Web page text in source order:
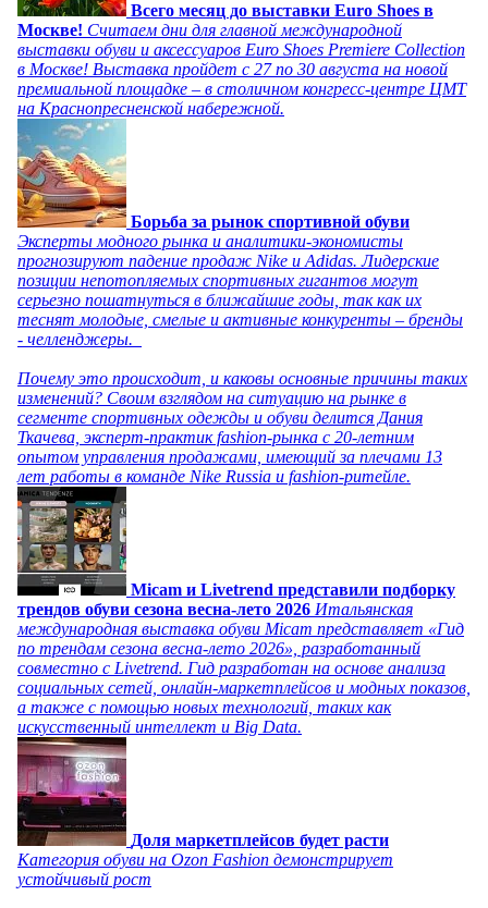
Всего месяц до выставки Euro Shoes в
Москве! Считаем дни для главной международной
выставки обуви и аксессуаров Euro Shoes Premiere Collection
в Москве! Выставка пройдет с 27 по 30 августа на новой
премиальной площадке – в столичном конгресс-центре ЦМТ
на Краснопресненской набережной.
Борьба за рынок спортивной обуви
Эксперты модного рынка и аналитики-экономисты
прогнозируют падение продаж Nike и Adidas. Лидерские
позиции непотопляемых спортивных гигантов могут
серьезно пошатнуться в ближайшие годы, так как их
теснят молодые, смелые и активные конкуренты – бренды
- челленджеры.
Почему это происходит, и каковы основные причины таких
изменений? Своим взглядом на ситуацию на рынке в
сегменте спортивных одежды и обуви делится Дания
Ткачева, эксперт-практик fashion-рынка с 20-летним
опытом управления продажами, имеющий за плечами 13
лет работы в команде Nike Russia и fashion-ритейле.
Micam и Livetrend представили подборку
трендов обуви сезона весна-лето 2026 Итальянская
международная выставка обуви Micam представляет «Гид
по трендам сезона весна-лето 2026», разработанный
совместно с Livetrend. Гид разработан на основе анализа
социальных сетей, онлайн-маркетплейсов и модных показов,
а также с помощью новых технологий, таких как
искусственный интеллект и Big Data.
Доля маркетплейсов будет расти
Категория обуви на Ozon Fashion демонстрирует
устойчивый рост